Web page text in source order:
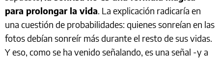
para prolongar la vida. La explicación radicaría en
una cuestión de probabilidades: quienes sonreían en las
fotos debían sonreír más durante el resto de sus vidas.
Y eso, como se ha venido señalando, es una señal -y a